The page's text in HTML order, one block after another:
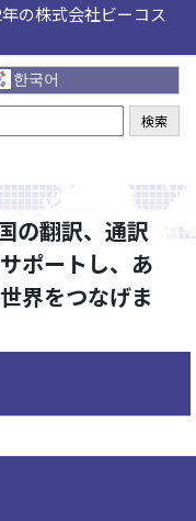
の株式会社ビーコス